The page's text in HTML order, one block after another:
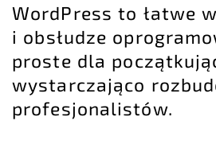
WordPress to łatwe
i obsłudze
proste dla
wystarczająco
profesjonalistów.